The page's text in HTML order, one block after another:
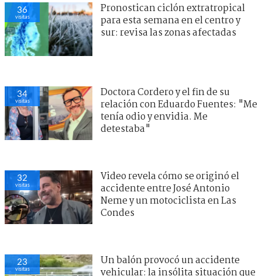
36
visitas
Pronostican ciclón extratropical
para esta semana en el centro y
sur: revisa las zonas afectadas
34
visitas
Doctora Cordero y el fin de su
relación con Eduardo Fuentes: "Me
tenía odio y envidia. Me
detestaba"
32
visitas
Video revela cómo se originó el
accidente entre José Antonio
Neme y un motociclista en Las
Condes
23
visitas
Un balón provocó un accidente
vehicular: la insólita situación que